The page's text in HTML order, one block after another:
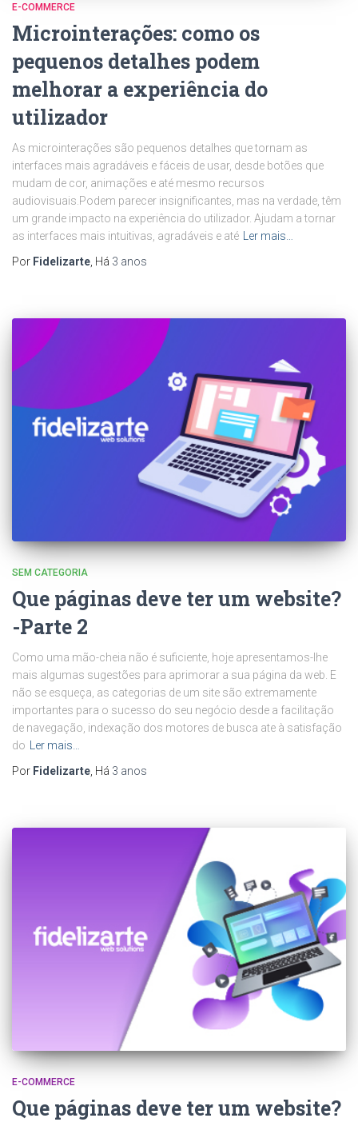
E-COMMERCE
Microinterações: como os
pequenos detalhes podem
melhorar a experiência do
utilizador
As microinterações são pequenos detalhes que tornam as
interfaces mais agradáveis e fáceis de usar, desde botões que
mudam de cor, animações e até mesmo recursos
audiovisuais.Podem parecer insignificantes, mas na verdade, têm
um grande impacto na experiência do utilizador. Ajudam a tornar
as interfaces mais intuitivas, agradáveis e até Ler mais…
Por Fidelizarte, Há 3 anos
SEM CATEGORIA
Que páginas deve ter um website?
-Parte 2
Como uma mão-cheia não é suficiente, hoje apresentamos-lhe
mais algumas sugestões para aprimorar a sua página da web. E
não se esqueça, as categorias de um site são extremamente
importantes para o sucesso do seu negócio desde a facilitação
de navegação, indexação dos motores de busca ate à satisfação
do
Ler mais…
Por Fidelizarte , Há 3 anos
E-COMMERCE
Que páginas deve ter um website?